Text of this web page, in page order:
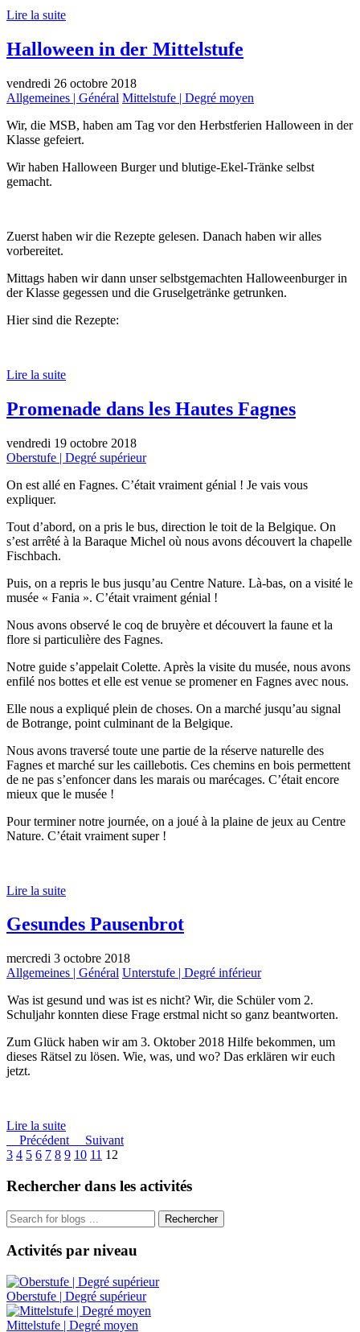
Lire la suite
Halloween in der Mittelstufe
vendredi 26 octobre 2018
Allgemeines | Général Mittelstufe | Degré moyen
Wir, die MSB, haben am Tag vor den Herbstferien Halloween in der
Klasse gefeiert.
Wir haben Halloween Burger und blutige-Ekel-Tränke selbst
gemacht.
Zuerst haben wir die Rezepte gelesen. Danach haben wir alles
vorbereitet.
Mittags haben wir dann unser selbstgemachten Halloweenburger in
der Klasse gegessen und die Gruselgetränke getrunken.
Hier sind die Rezepte:
Lire la suite
Promenade dans les Hautes Fagnes
vendredi 19 octobre 2018
Oberstufe | Degré supérieur
On est allé en Fagnes. C’était vraiment génial ! Je vais vous
expliquer.
Tout d’abord, on a pris le bus, direction le toit de la Belgique. On
s’est arrêté à la Baraque Michel où nous avons découvert la chapelle
Fischbach.
Puis, on a repris le bus jusqu’au Centre Nature. Là-bas, on a visité le
musée « Fania ». C’était vraiment génial !
Nous avons observé le coq de bruyère et découvert la faune et la
flore si particulière des Fagnes.
Notre guide s’appelait Colette. Après la visite du musée, nous avons
enfilé nos bottes et elle est venue se promener en Fagnes avec nous.
Elle nous a expliqué plein de choses. On a marché jusqu’au signal
de Botrange, point culminant de la Belgique.
Nous avons traversé toute une partie de la réserve naturelle des
Fagnes et marché sur les caillebotis. Ces chemins en bois permettent
de ne pas s’enfoncer dans les marais ou marécages. C’était encore
mieux que le musée !
Pour terminer notre journée, on a joué à la plaine de jeux au Centre
Nature. C’était vraiment super !
Lire la suite
Gesundes Pausenbrot
mercredi 3 octobre 2018
Allgemeines | Général Unterstufe | Degré inférieur
Was ist gesund und was ist es nicht? Wir, die Schüler vom 2.
Schuljahr konnten diese Frage erstmal nicht so ganz beantworten.
Zum Glück haben wir am 3. Oktober 2018 Hilfe bekommen, um
dieses Rätsel zu lösen. Wie, was, und wo? Das erklären wir euch
jetzt.
Lire la suite
Précédent
Suivant
3 4 5 6 7 8 9 10 11 12
Rechercher dans les activités
Rechercher
Activités par niveau
Oberstufe | Degré supérieur
Mittelstufe | Degré moyen